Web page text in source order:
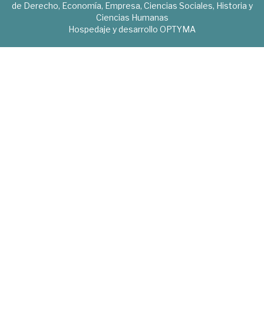
de Derecho, Economía, Empresa, Ciencias Sociales, Historia y
Ciencias Humanas
Hospedaje y desarrollo OPTYMA